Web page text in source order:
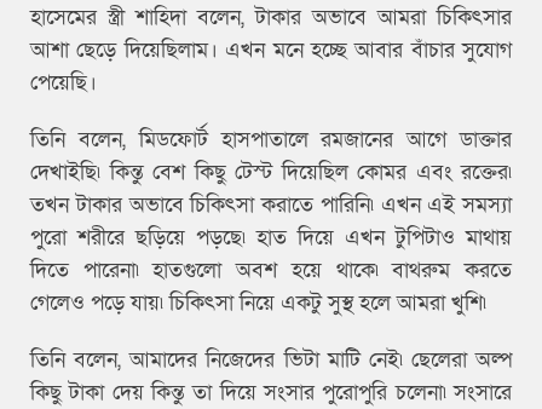
হাসেমের স্ত্রী শাহিদা বলেন, টাকার অভাবে আমরা চিকিৎসার
আশা ছেড়ে দিয়েছিলাম। এখন মনে হচ্ছে আবার বাঁচার সুযোগ
পেয়েছি।
তিনি বলেন, মিডফোর্ট হাসপাতালে রমজানের আগে ডাক্তার
দেখাইছি৷ কিন্তু বেশ কিছু টেস্ট দিয়েছিল কোমর এবং রক্তের৷
তখন টাকার অভাবে চিকিৎসা করাতে পারিনি৷ এখন এই সমস্যা
পুরো শরীরে ছড়িয়ে পড়ছে৷ হাত দিয়ে এখন টুপিটাও মাথায়
দিতে পারেনা৷ হাতগুলো অবশ হয়ে থাকে৷ বাথরুম করতে
গেলেও পড়ে যায়৷ চিকিৎসা নিয়ে একটু সুস্থ হলে আমরা খুশি৷
তিনি বলেন, আমাদের নিজেদের ভিটা মাটি নেই৷ ছেলেরা অল্প
কিছু টাকা দেয় কিন্তু তা দিয়ে সংসার পুরোপুরি চলেনা৷ সংসারে